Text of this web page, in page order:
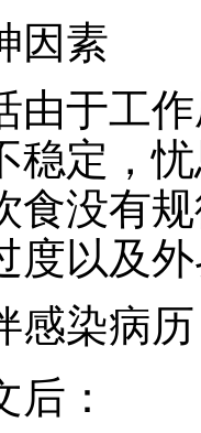
因素
由于工
稳定，
食没有
度以及
感染病历
后：